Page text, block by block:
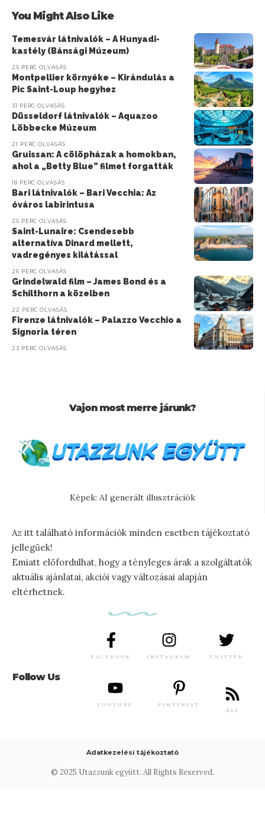
You Might Also Like
Temesvár látnivalók – A Hunyadi-
kastély (Bánsági Múzeum)
25 PERC OLVASÁS
Montpellier környéke – Kirándulás a
Pic Saint-Loup hegyhez
31 PERC OLVASÁS
Düsseldorf látnivalók – Aquazoo
Löbbecke Múzeum
21 PERC OLVASÁS
Gruissan: A cölöpházak a homokban,
ahol a „Betty Blue” filmet forgatták
18 PERC OLVASÁS
Bari látnivalók – Bari Vecchia: Az
óváros labirintusa
25 PERC OLVASÁS
Saint-Lunaire: Csendesebb
alternatíva Dinard mellett,
vadregényes kilátással
26 PERC OLVASÁS
Grindelwald film – James Bond és a
Schilthorn a közelben
22 PERC OLVASÁS
Firenze látnivalók – Palazzo Vecchio a
Signoria téren
23 PERC OLVASÁS
Vajon most merre járunk?
Képek: AI generált illusztrációk
Az itt található információk minden esetben tájékoztató
jellegűek!
Emiatt előfordulhat, hogy a tényleges árak a szolgáltatók
aktuális ajánlatai, akciói vagy változásai alapján
eltérhetnek.
Follow Us
FACEBOOK INSTAGRAM TWITTER
YOUTUBE
PINTEREST
RSS
© 2025 Utazzunk együtt. All Rights Reserved.
Adatkezelési tájékoztató